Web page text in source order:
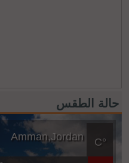
حالة الطقس
°C
Amman,Jordan